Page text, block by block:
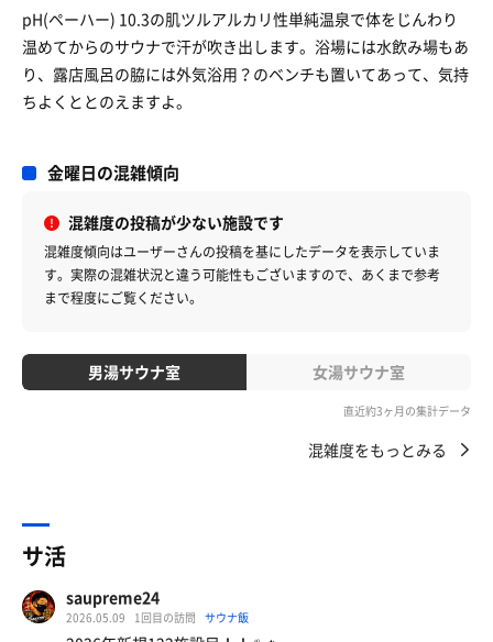
pH(ペーハー) 10.3の肌ツルアルカリ性単純温泉で体をじんわり
温めてからのサウナで汗が吹き出します。浴場には水飲み場もあ
り、露店風呂の脇には外気浴用？のベンチも置いてあって、気持
ちよくととのえますよ。
金曜日の混雑傾向
混雑度の投稿が少ない施設です
混雑度傾向はユーザーさんの投稿を基にしたデータを表示していま
す。 実際の混雑状況と違う可能性もございますので、あくまで参考
まで程度にご覧ください。
男湯サウナ室 女湯サウナ室
直近約3ヶ月の集計データ
混雑度をもっとみる
サ活
saupreme24
2026.05.09 1回目の訪問 サウナ飯